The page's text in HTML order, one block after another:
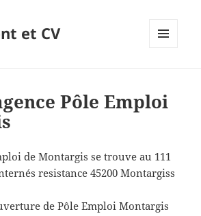
et CV
Pôle Emploi
de Montargis se trouve au 111
resistance 45200 Montargiss
de Pôle Emploi Montargis